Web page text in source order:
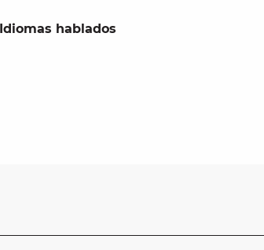
Idiomas hablados
Idiomas hablados